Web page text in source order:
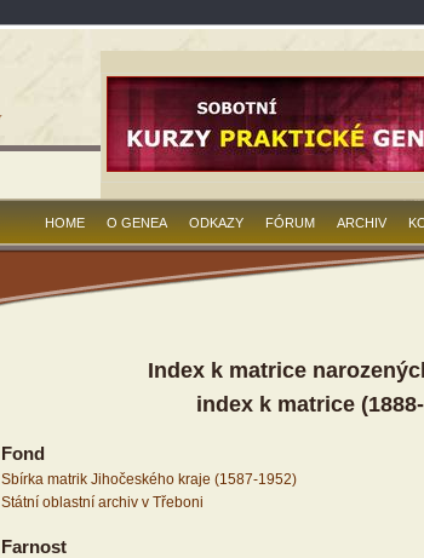
HOME O GENEA ODKAZY FÓRUM ARCHIV
Index k matrice
index k matrice
Fond
Sbírka matrik Jihočeského kraje (1587-1952)
Státní oblastní archiv v Třeboni
Farnost